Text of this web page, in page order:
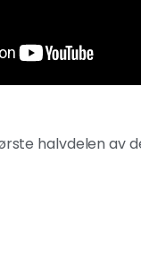
halvdelen av